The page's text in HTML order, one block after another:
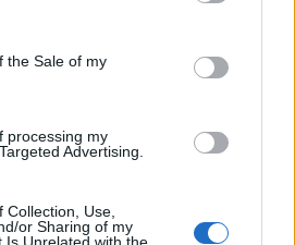
the Sale of my
processing my
Advertising.
Use,
or Sharing of my
Is Unrelated with the
volna. Közhely közhely
KÁROLY